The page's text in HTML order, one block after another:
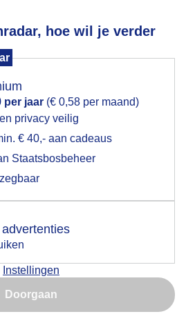
hoe wil je verder
per jaar (€ 0,58 per maand)
privacy veilig
€ 40,- aan cadeaus
Staatsbosbeheer
Instellingen
Doorgaan
koolzaadveld
Gemaakt: 02-05-2025, 36x bekeken
gebruiken voor het
akkoord op hebt gegeven,
pop-up uit je browser waarin
toon de popup
misschien later